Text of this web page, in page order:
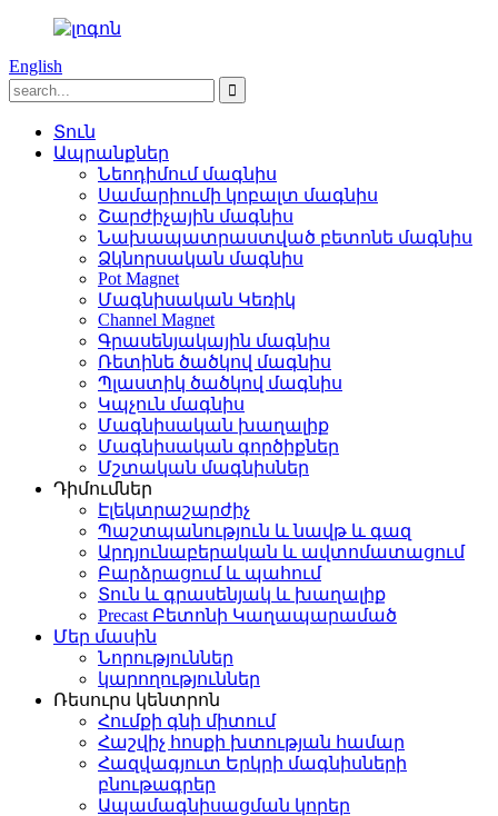
English
Տուն
Ապրանքներ
Նեոդիմում մագնիս
Սամարիումի կոբալտ մագնիս
Շարժիչային մագնիս
Նախապատրաստված բետոնե մագնիս
Ձկնորսական մագնիս
Pot Magnet
Մագնիսական Կեռիկ
Channel Magnet
Գրասենյակային մագնիս
Ռետինե ծածկով մագնիս
Պլաստիկ ծածկով մագնիս
Կպչուն մագնիս
Մագնիսական խաղալիք
Մագնիսական գործիքներ
Մշտական ​​մագնիսներ
Դիմումներ
Էլեկտրաշարժիչ
Պաշտպանություն և նավթ և գազ
Արդյունաբերական և ավտոմատացում
Բարձրացում և պահում
Տուն և գրասենյակ և խաղալիք
Precast Բետոնի Կաղապարամած
Մեր մասին
Նորություններ
կարողություններ
Ռեսուրս կենտրոն
Հումքի գնի միտում
Հաշվիչ հոսքի խտության համար
Հազվագյուտ Երկրի մագնիսների
բնութագրեր
Ապամագնիսացման կորեր